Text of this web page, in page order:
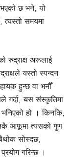
भएको छ भने, यो
समयमा
रुद्राक्ष अरूलाई
यस्तो स्पन्दन
हुन्छ वा भनौँ
गर्दा, यस संस्कृतिमा
हो । किनकि,
आफूमा त्यसको गुण
सोस्दछ,
गरिन्छ ।